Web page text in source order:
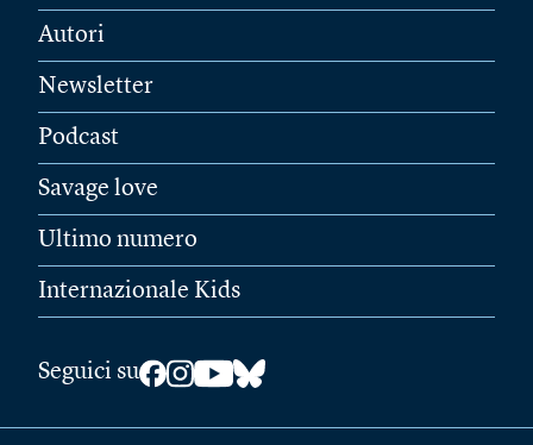
Autori
Newsletter
Podcast
Savage love
Ultimo numero
Internazionale Kids
Seguici su